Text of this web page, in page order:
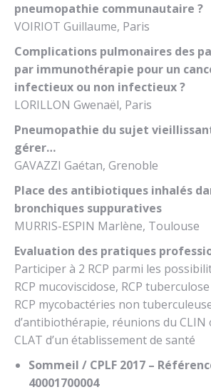
pneumopathie communautaire ?
VOIRIOT Guillaume, Paris
Complications pulmonaires des
par immunothérapie pour un
infectieux ou non infectieux ?
LORILLON Gwenaël, Paris
Pneumopathie du sujet
gérer…
GAVAZZI Gaétan, Grenoble
Place des antibiotiques inhalés
bronchiques suppuratives
MURRIS-ESPIN Marlène, Toulouse
Evaluation des pratiques
Participer à 2 RCP parmi les
RCP mucoviscidose, RCP
RCP mycobactéries non
d’antibiothérapie, réunions du
CLAT d’un établissement de santé
Sommeil / CPLF 2017 –
40001700004